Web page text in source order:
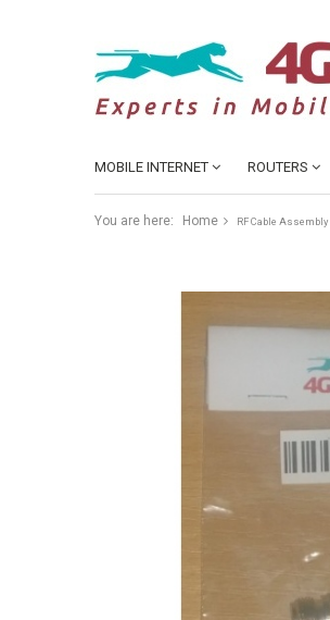
MOBILE INTERNET ROUTERS
You are here: Home RF Cable Assembly